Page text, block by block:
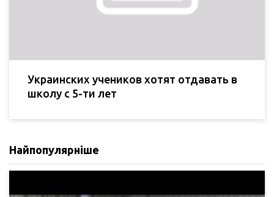
Украинских учеников хотят отдавать в
школу с 5-ти лет
Найпопулярніше